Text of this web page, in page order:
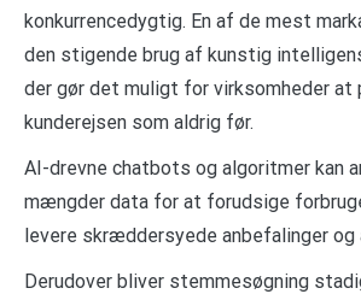
konkurrencedygtig. En af de mest
den stigende brug af kunstig
der gør det muligt for virksomheder at
kunderejsen som aldrig før.
AI-drevne chatbots og algoritmer kan
mængder data for at forudsige
levere skræddersyede anbefalinger og
Derudover bliver stemmesøgning